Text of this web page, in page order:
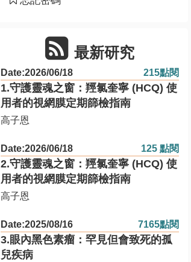
最新研究
Date:2026/06/18 215點閱
1.守護靈魂之窗：羥氯奎寧 (HCQ) 使
用者的視網膜定期篩檢指南
高子恩
Date:2026/06/18 125 點閱
2.守護靈魂之窗：羥氯奎寧 (HCQ) 使
用者的視網膜定期篩檢指南
高子恩
Date:2025/08/16 7165點閱
3.眼內黑色素瘤：罕見但會致死的孤
兒疾病